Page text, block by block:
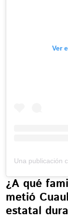
Ver
¿A qué
metió
estatal